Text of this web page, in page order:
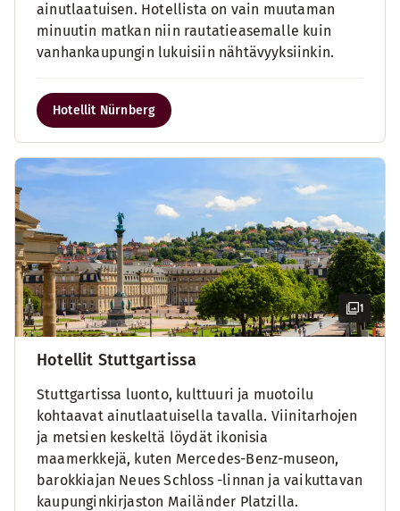
ainutlaatuisen. Hotellista on vain muutaman
minuutin matkan niin rautatieasemalle kuin
vanhankaupungin lukuisiin nähtävyyksiinkin.
Hotellit Nürnberg
1
Hotellit Stuttgartissa
Stuttgartissa luonto, kulttuuri ja muotoilu
kohtaavat ainutlaatuisella tavalla. Viinitarhojen
ja metsien keskeltä löydät ikonisia
maamerkkejä, kuten Mercedes-Benz-museon,
barokkiajan Neues Schloss -linnan ja vaikuttavan
kaupunginkirjaston Mailänder Platzilla.